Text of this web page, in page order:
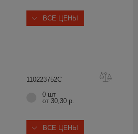
ВСЕ ЦЕНЫ
110223752C
0 шт
от 30,30 р.
ВСЕ ЦЕНЫ